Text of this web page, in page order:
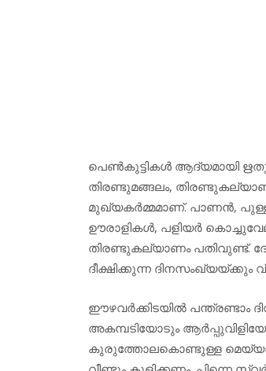
പെണ്‍കുട്ടികള്‍ ആദ്യമായി
തിരണ്ടുമങ്ങലം,
മുഖ്യകര്‍മ്മമാണ്. പാണന്‍,
ഊരാളികള്‍, പളിയര്‍
തിരണ്ടുകല്യാണം പതിവുണ്ട്.
ദീക്ഷിക്കുന്ന
ഈഴവര്‍ക്കിടയില്‍
അകമ്പടിയോടും
കുരുത്തോലകൊണ്ടുള്ള